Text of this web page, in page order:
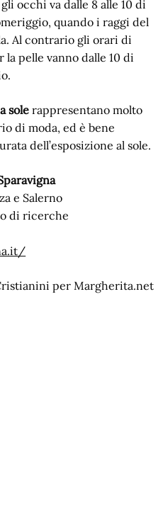
occhi va dalle 8 alle 10 di
quando i raggi del
Al contrario gli orari di
la pelle vanno dalle 10 di
sole rappresentano molto
di moda, ed è bene
dell’esposizione al sole.
e Salerno
di ricerche
per Margherita.net